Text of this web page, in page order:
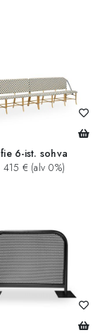
6-ist. sohva
415 € (alv 0%)